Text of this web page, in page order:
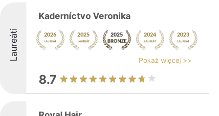
Laureáti
Kaderníctvo Veronika
Pokaż więcej >>
8.7